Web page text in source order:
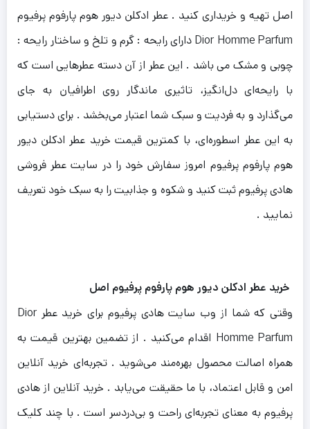
اصل تهیه و خریداری کنید . عطر ادکلن دیور هوم پارفوم پرفیوم
Dior Homme Parfum دارای رایحه : گرم و تلخ و ساختار رایحه :
چوبی و مشک می باشد . این عطر از آن دسته عطرهایی است که
با رایحه‌ای دل‌انگیز، تاثیری ماندگار روی اطرافیان به جای
می‌گذارد و به فردیت و سبک شما اعتبار می‌بخشد . برای دستیابی
به این عطر اسطوره‌ای، با کمترین قیمت خرید عطر ادکلن دیور
هوم پارفوم پرفیوم امروز سفارش خود را در سایت عطر فروشی
هادی پرفیوم ثبت کنید و شکوه و جذابیت را به سبک خود تعریف
نمایید .
خرید عطر ادکلن دیور هوم پارفوم پرفیوم اصل
وقتی که شما از وب‌ سایت هادی پرفیوم برای خرید عطر Dior
Homme Parfum اقدام می‌کنید . از تضمین بهترین قیمت به
همراه اصالت محصول بهره‌مند می‌شوید . تجربه‌ای خرید آنلاین
امن و قابل اعتماد، با ما حقیقت می‌یابد . خرید آنلاین از هادی
پرفیوم به معنای تجربه‌ای راحت و بی‌دردسر است . با چند کلیک